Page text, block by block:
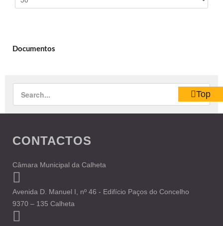
Documentos
CONTACTOS
Câmara Municipal da Calheta
Avenida D. Manuel I, nº 46 - Edifício Paços do Concelho
9370 – 135 Calheta
Top